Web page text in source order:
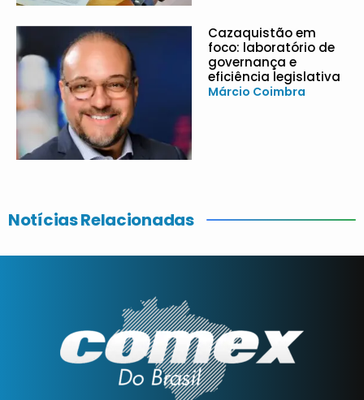
Cazaquistão em
foco: laboratório de
governança e
eficiência legislativa
Márcio Coimbra
Notícias Relacionadas